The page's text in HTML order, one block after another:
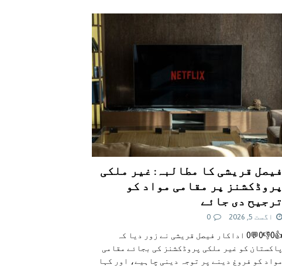
فیصل قریشی کا مطالبہ: غیر ملکی
پروڈکشنز پر مقامی مواد کو
ترجیح دی جائے
اگست 5, 2026 0
👍0👎0💬0 اداکار فیصل قریشی نے زور دیا کہ
پاکستان کو غیر ملکی پروڈکشنز کی بجائے مقامی
مواد کو فروغ دینے پر توجہ دینی چاہیے، اور کہا